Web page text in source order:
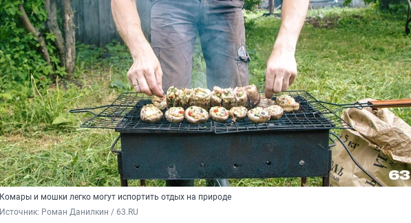
Комары и мошки легко могут испортить отдых на природе
Источник: Роман Данилкин / 63.RU